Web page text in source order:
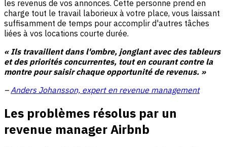
les revenus de vos annonces. Cette personne prend en
charge tout le travail laborieux à votre place, vous laissant
suffisamment de temps pour accomplir d'autres tâches
liées à vos locations courte durée.
« Ils travaillent dans l'ombre, jonglant avec des tableurs
et des priorités concurrentes, tout en courant contre la
montre pour saisir chaque opportunité de revenus. »
–Anders Johansson, expert en revenue management
Les problèmes résolus par un
revenue manager Airbnb